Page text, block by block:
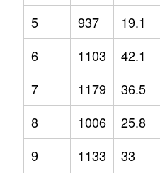
5
937 19.1
6
1103 42.1
7
1179 36.5
8
1006 25.8
9
1133 33